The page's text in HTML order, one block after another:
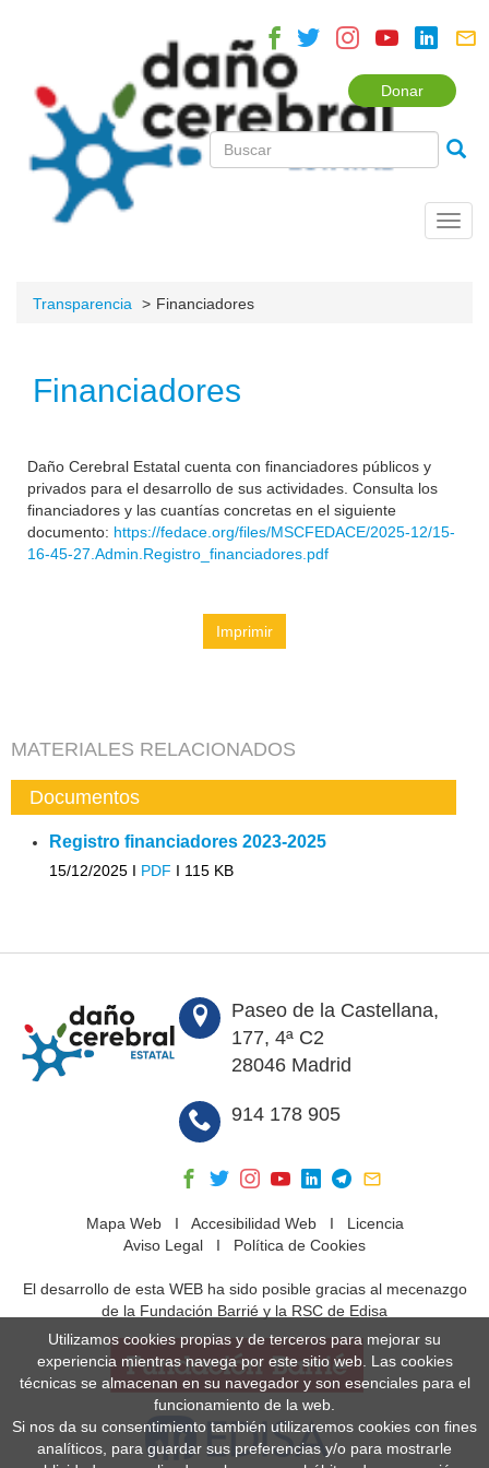
Donar
Transparencia Financiadores
Financiadores
Daño Cerebral Estatal cuenta con financiadores públicos y
privados para el desarrollo de sus actividades. Consulta los
financiadores y las cuantías concretas en el siguiente
documento: https://fedace.org/files/MSCFEDACE/2025-12/15-
16-45-27.Admin.Registro_financiadores.pdf
Imprimir
MATERIALES RELACIONADOS
Documentos
Registro financiadores 2023-2025
15/12/2025 I PDF I 115 KB
Paseo de la Castellana,
177, 4ª C2
28046 Madrid
914 178 905
Mapa WebI Accesibilidad WebI Licencia
Aviso Legal I Política de Cookies
El desarrollo de esta WEB ha sido posible gracias al mecenazgo
de la Fundación Barrié y la RSC de Edisa
Utilizamos cookies propias y de terceros para mejorar su
experiencia mientras navega por este sitio web. Las cookies
técnicas se almacenan en su navegador y son esenciales para el
funcionamiento de la web.
Si nos da su consentimiento también utilizaremos cookies con fines
analíticos, para guardar sus preferencias y/o para mostrarle